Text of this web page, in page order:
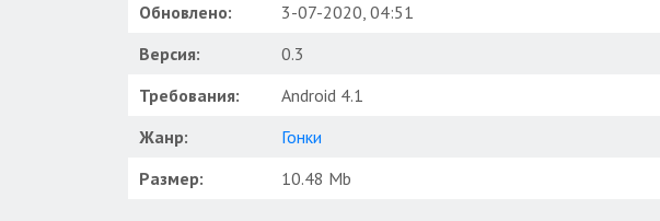
Обновлено:
3-07-2020, 04:51
Версия:
0.3
Требования:
Android 4.1
Жанр:
Гонки
Размер:
10.48 Mb